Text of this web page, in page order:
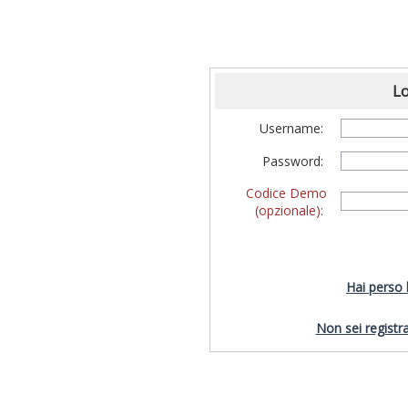
Username:
Password:
Codice Demo
(opzionale):
Hai perso
Non sei